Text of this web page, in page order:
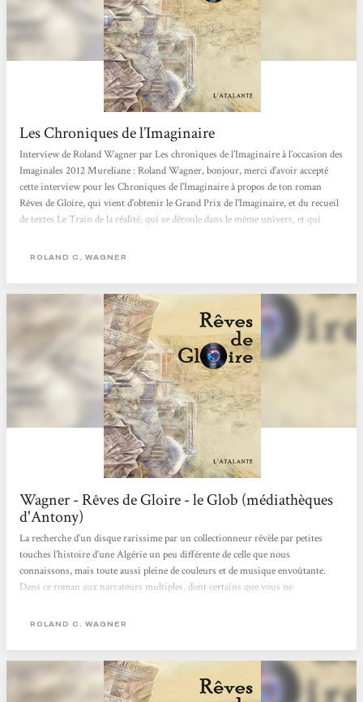
Les Chroniques de l’Imaginaire
Interview de Roland Wagner par Les chroniques de l’Imaginaire à l’occasion des
Imaginales 2012 Mureliane : Roland Wagner, bonjour, merci d'avoir accepté
cette interview pour les Chroniques de l'Imaginaire à propos de ton roman
Rêves de Gloire, qui vient d'obtenir le Grand Prix de l'Imaginaire, et du recueil
de textes Le Train de la réalité, qui se déroule dans le même univers, et qui
important dans le paysage de la SF, et de l'uchronie, et dans ta carrière, puisque
ROLAND C. WAGNER
Wagner - Rêves de Gloire - le Glob (médiathèques
d'Antony)
La recherche d’un disque rarissime par un collectionneur révèle par petites
touches l’histoire d’une Algérie un peu différente de celle que nous
connaissons, mais toute aussi pleine de couleurs et de musique envoûtante.
Dans ce roman aux narrateurs multiples, dont certains que vous ne
général, une vision d'ensemble de l’Algérie imaginée par R. C. Wagner. Pas de
dans le présent ou le passé...
ROLAND C. WAGNER